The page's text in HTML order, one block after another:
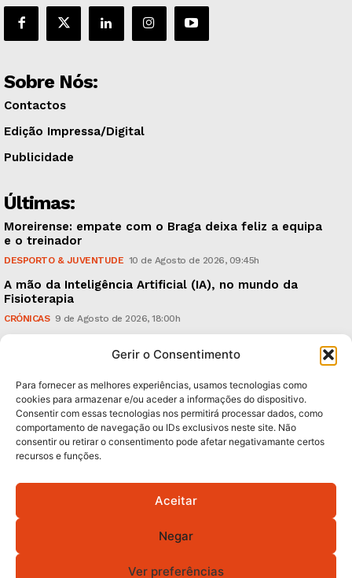
Gerir o Consentimento
Para fornecer as melhores experiências, usamos tecnologias como
cookies para armazenar e/ou aceder a informações do dispositivo.
Consentir com essas tecnologias nos permitirá processar dados, como
comportamento de navegação ou IDs exclusivos neste site. Não
consentir ou retirar o consentimento pode afetar negativamante certos
recursos e funções.
Aceitar
Negar
Ver preferências
Sobre Nós:
Contactos
Edição Impressa/Digital
Publicidade
Últimas:
Moreirense: empate com o Braga deixa feliz a equipa
e o treinador
DESPORTO & JUVENTUDE 10 de Agosto de 2026, 09:45h
A mão da Inteligência Artificial (IA), no mundo da
Fisioterapia
CRÓNICAS 9 de Agosto de 2026, 18:00h
18.926 espectadores
Subscreva Newsletter:
QUERO ADERIR
Política de Privacidade